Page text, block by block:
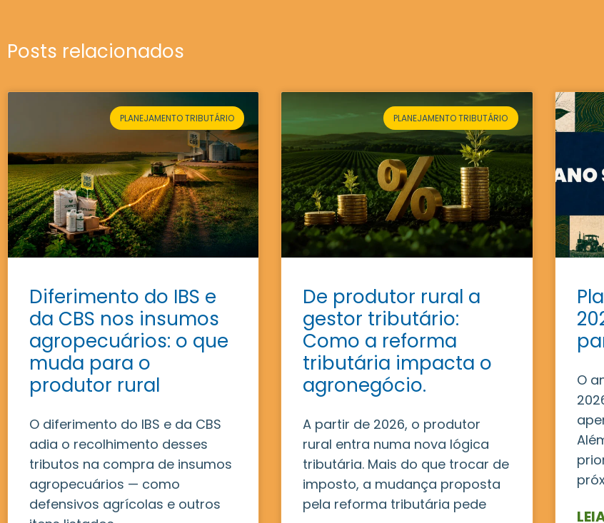
Posts relacionados
PLANEJAMENTO TRIBUTÁRIO
Diferimento do IBS e
da CBS nos insumos
agropecuários: o que
muda para o
produtor rural
O diferimento do IBS e da CBS
adia o recolhimento desses
tributos na compra de insumos
agropecuários — como
defensivos agrícolas e outros
PLANEJAMENTO TRIBUTÁRIO
De produtor rural a
gestor tributário:
Como a reforma
tributária impacta o
agronegócio.
A partir de 2026, o produtor
rural entra numa nova lógica
tributária. Mais do que trocar de
imposto, a mudança proposta
pela reforma tributária pede
O